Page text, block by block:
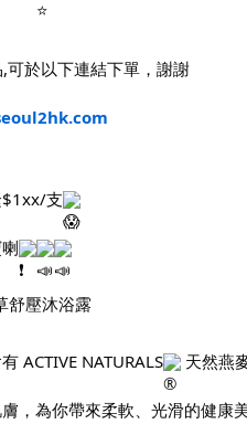
可於以下連結下單，謝謝
支
舒壓沐浴露
ACTIVE NATURALS 天然燕
，為你帶來柔軟、光滑的健康